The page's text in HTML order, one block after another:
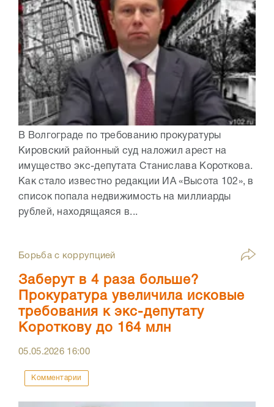
В Волгограде по требованию прокуратуры
Кировский районный суд наложил арест на
имущество экс-депутата Станислава Короткова.
Как стало известно редакции ИА «Высота 102», в
список попала недвижимость на миллиарды
рублей, находящаяся в...
Борьба с коррупцией
Заберут в 4 раза больше?
Прокуратура увеличила исковые
требования к экс-депутату
Короткову до 164 млн
05.05.2026 16:00
Комментарии